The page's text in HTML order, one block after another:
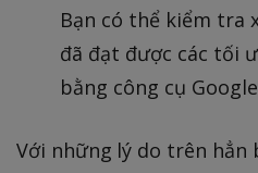
Bạn có thể kiểm tra
đã đạt được các tối
bằng công cụ
Với những lý do trên hẳn